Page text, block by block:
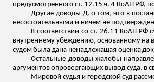
предусмотренного ст. 12.15 ч. 4 КоАП РФ,
Другие доводы Д. о том, что в
несостоятельными и ничем не
В соответствии со ст. 26.11 КоАП РФ
внутреннему убеждению, основанному на
судом была дана ненадлежащая оценка
Остальные доводы жалобы
аргументов опровергающих вывод суда, в
Мировой судья и городской суд